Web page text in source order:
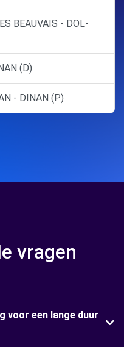
BEAUVAIS - DOL-
(D)
- DINAN (P)
vragen
voor een lange duur